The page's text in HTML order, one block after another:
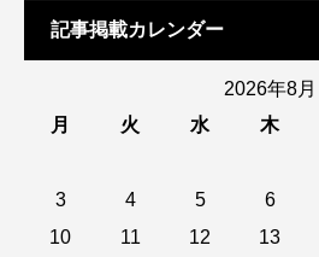
記事掲載カレンダー
2026年8月
月
火 水 木
3
4 5 6
10
11 12 13